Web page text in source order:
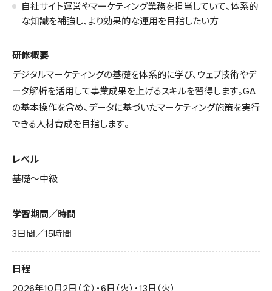
自社サイト運営やマーケティング業務を担当していて、体系的
な知識を補強し、より効果的な運用を目指したい方
研修概要
デジタルマーケティングの基礎を体系的に学び、ウェブ技術やデ
ータ解析を活用して事業成果を上げるスキルを習得します。GA
の基本操作を含め、データに基づいたマーケティング施策を実行
できる人材育成を目指します。
レベル
基礎〜中級
学習期間／時間
3日間／15時間
日程
2026年10月2日（金）・6日（火）・13日（火）